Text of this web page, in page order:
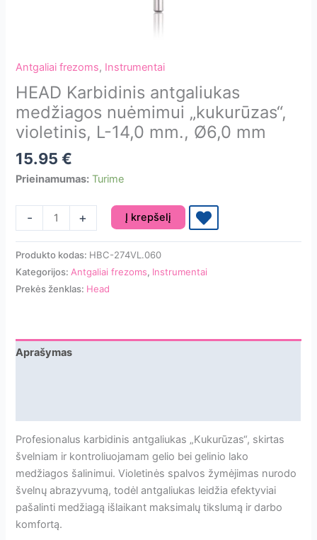
Antgaliai frezoms, Instrumentai
HEAD Karbidinis antgaliukas
medžiagos nuėmimui „kukurūzas“,
violetinis, L-14,0 mm., Ø6,0 mm
15.95€
Prieinamumas: Turime
-
produkto
kiekis:
antgaliukas
violetinis,
mm
+ Į krepšelį
Produkto kodas: HBC-274VL.060
Kategorijos:Antgaliai frezoms, Instrumentai
Prekės ženklas: Head
Aprašymas
Profesionalus karbidinis antgaliukas „Kukurūzas“, skirtas
švelniam ir kontroliuojamam gelio bei gelinio lako
medžiagos šalinimui. Violetinės spalvos žymėjimas nurodo
švelnų abrazyvumą, todėl antgaliukas leidžia efektyviai
pašalinti medžiagą išlaikant maksimalų tikslumą ir darbo
komfortą.